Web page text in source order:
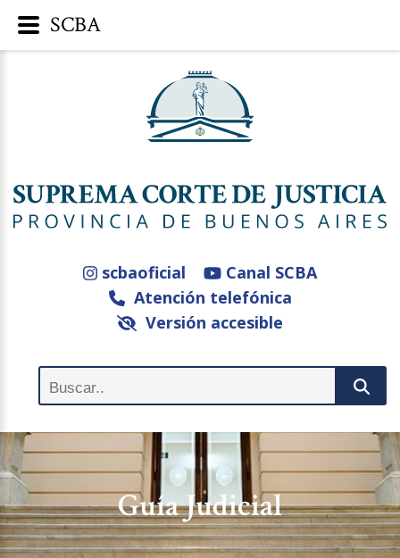
scbaoficial
Canal SCBA
Atención telefónica
Versión accesible
Guía Judicial
SCBA